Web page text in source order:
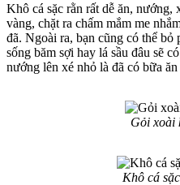
Khô cá sặc rằn rất dễ ăn, nướng,
vàng, chặt ra chấm mắm me
đã. Ngoài ra, bạn cũng có thể
sống băm sợi hay lá sầu đâu sẽ
nướng lên xé nhỏ là đã có bữa
Gỏi xoài
Khô cá